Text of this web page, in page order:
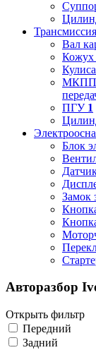
Трансмиссия
Вал
Кожух
МКПП
ПГУ 1
Блок
Замок
Авторазбор
Открыть фильтр
Передний
Задний